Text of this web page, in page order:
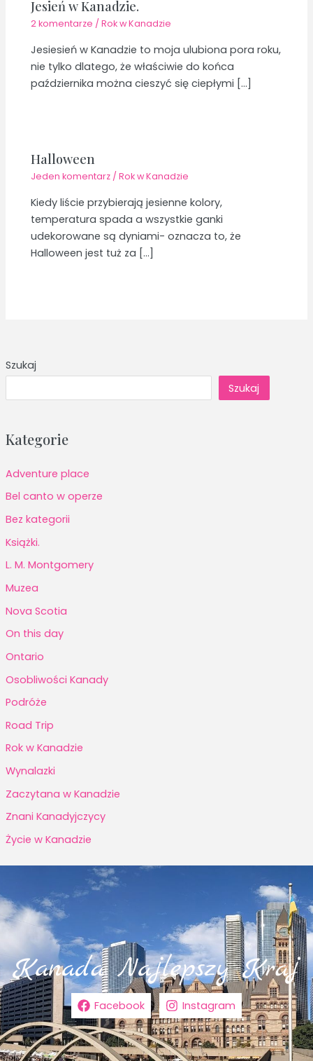
Szukaj
Szukaj
Kategorie
Adventure place
Bel canto w operze
Bez kategorii
Książki.
L. M. Montgomery
Muzea
Nova Scotia
On this day
Ontario
Osobliwości Kanady
Podróże
Road Trip
Rok w Kanadzie
Wynalazki
Zaczytana w Kanadzie
Znani Kanadyjczycy
Życie w Kanadzie
Jesień w Kanadzie.
2 komentarze /Rok w Kanadzie
Jesiesień w Kanadzie to moja ulubiona pora roku,
nie tylko dlatego, że właściwie do końca
października można cieszyć się ciepłymi […]
Halloween
Jeden komentarz /Rok w Kanadzie
Kiedy liście przybierają jesienne kolory,
temperatura spada a wszystkie ganki
udekorowane są dyniami- oznacza to, że
Halloween jest tuż za […]
Facebook Instagram